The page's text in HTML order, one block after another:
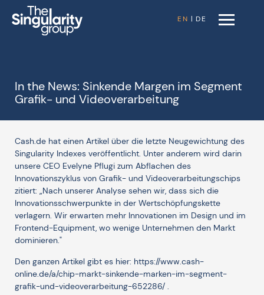
EN | DE
In the News: Sinkende Margen im Segment
Grafik- und Videoverarbeitung
Cash.de hat einen Artikel über die letzte Neugewichtung des
Singularity Indexes veröffentlicht. Unter anderem wird darin
unsere CEO Evelyne Pflugi zum Abflachen des
Innovationszyklus von Grafik- und Videoverarbeitungschips
zitiert: „Nach unserer Analyse sehen wir, dass sich die
Innovationsschwerpunkte in der Wertschöpfungskette
verlagern. Wir erwarten mehr Innovationen im Design und im
Frontend-Equipment, wo wenige Unternehmen den Markt
dominieren."
Den ganzen Artikel gibt es hier: https://www.cash-
online.de/a/chip-markt-sinkende-marken-im-segment-
grafik-und-videoverarbeitung-652286/ .